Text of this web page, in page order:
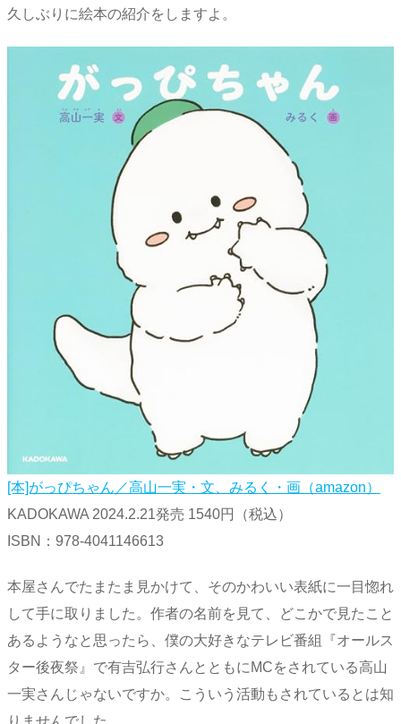
久しぶりに絵本の紹介をしますよ。
[本]がっぴちゃん／高山一実・文、みるく・画（amazon）
KADOKAWA 2024.2.21発売 1540円（税込）
ISBN：978-4041146613
本屋さんでたまたま見かけて、そのかわいい表紙に一目惚れ
して手に取りました。作者の名前を見て、どこかで見たこと
あるようなと思ったら、僕の大好きなテレビ番組『オールス
ター後夜祭』で有吉弘行さんとともにMCをされている高山
一実さんじゃないですか。こういう活動もされているとは知
りませんでした。